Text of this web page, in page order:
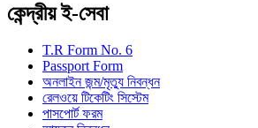
কেন্দ্রীয় ই-সেবা
T.R Form No. 6
Passport Form
অনলাইন জন্ম/মৃত্যু নিবন্ধন
রেলওয়ে টিকেটিং সিস্টেম
পাসপোর্ট ফরম